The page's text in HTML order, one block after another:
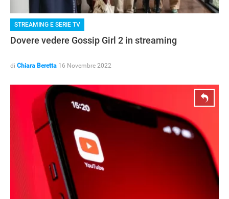
STREAMING E SERIE TV
Dovere vedere Gossip Girl 2 in streaming
di Chiara Beretta 16 Novembre 2022